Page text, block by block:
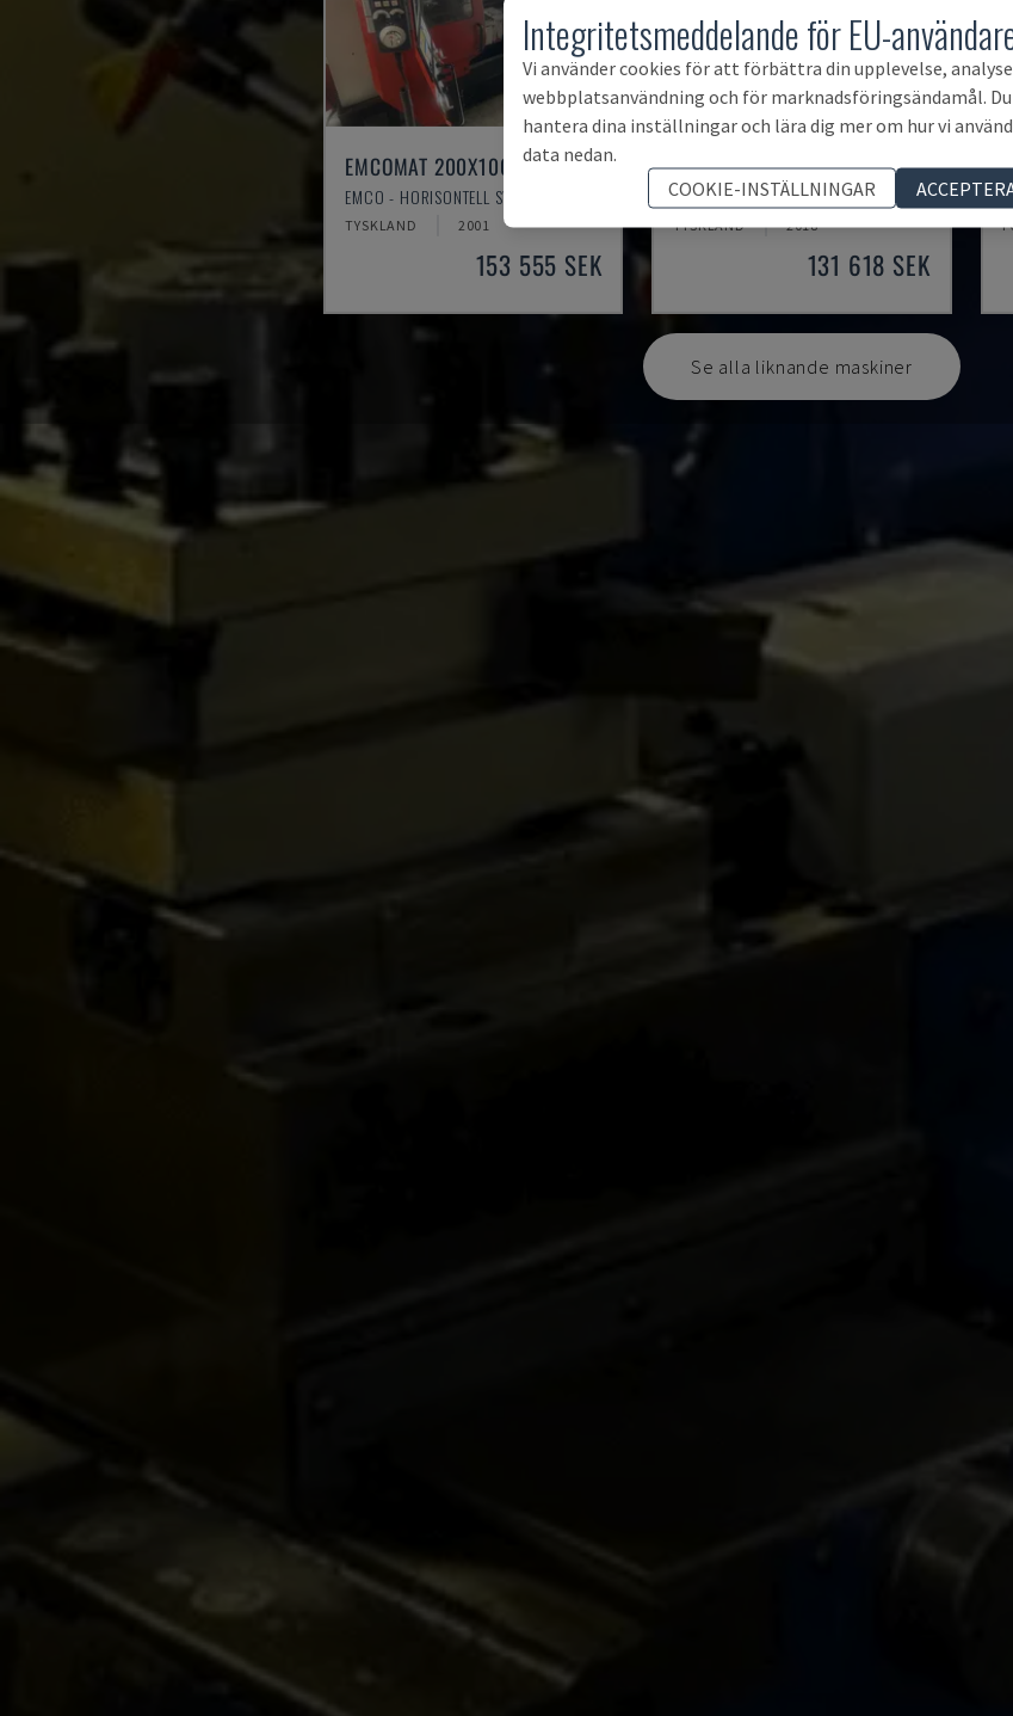
EMCOMAT 200X1000
EMCO - HORISONTELL SVARV
TYSKLAND 2001
153 555 SEK
TH 4610
OPTIMUM - HORISONTELL SVARV
TYSKLAND 2018
131 618 SEK
Se alla liknande maskiner
Integritetsmeddelande för EU-
Vi använder cookies för att förbättra din upplevelse,
webbplatsanvändning och för marknadsföringsändamål.
hantera dina inställningar och lära dig mer om hur vi
data nedan.
COOKIE-INSTÄLLNINGAR